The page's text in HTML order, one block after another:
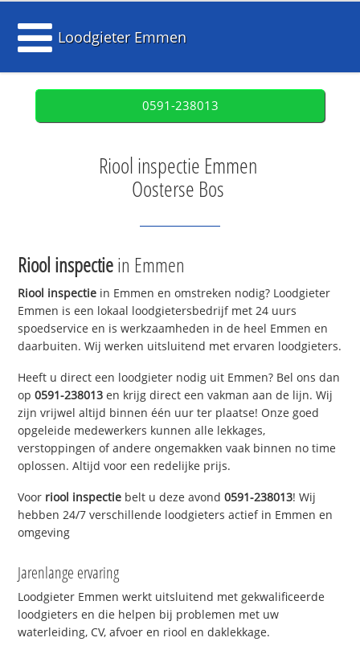
Loodgieter Emmen
0591-238013
Riool inspectie Emmen
Oosterse Bos
Riool inspectiein Emmen
Riool inspectie in Emmen en omstreken nodig? Loodgieter
Emmen is een lokaal loodgietersbedrijf met 24 uurs
spoedservice en is werkzaamheden in de heel Emmen en
daarbuiten. Wij werken uitsluitend met ervaren loodgieters.
Heeft u direct een loodgieter nodig uit Emmen? Bel ons dan
op0591-238013 en krijg direct een vakman aan de lijn. Wij
zijn vrijwel altijd binnen één uur ter plaatse! Onze goed
opgeleide medewerkers kunnen alle lekkages,
verstoppingen of andere ongemakken vaak binnen no time
oplossen. Altijd voor een redelijke prijs.
Voor riool inspectie belt u deze avond0591-238013! Wij
hebben 24/7 verschillende loodgieters actief in Emmen en
omgeving
Jarenlange ervaring
Loodgieter Emmen werkt uitsluitend met gekwalificeerde
loodgieters en die helpen bij problemen met uw
waterleiding, CV, afvoer en riool en daklekkage.